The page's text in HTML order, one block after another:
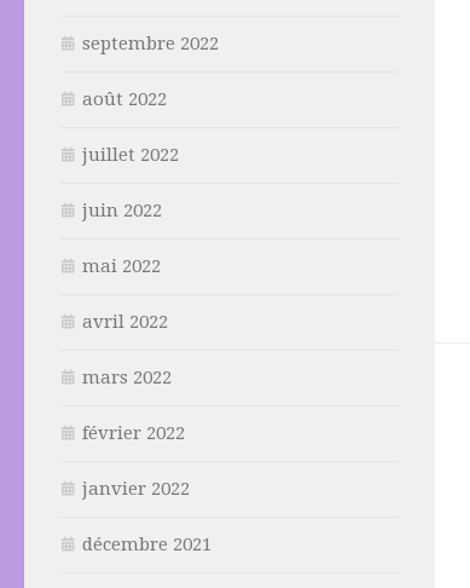
septembre 2022
août 2022
juillet 2022
juin 2022
mai 2022
avril 2022
mars 2022
février 2022
janvier 2022
décembre 2021